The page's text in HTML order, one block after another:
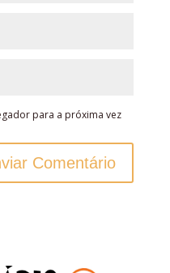
para a próxima vez